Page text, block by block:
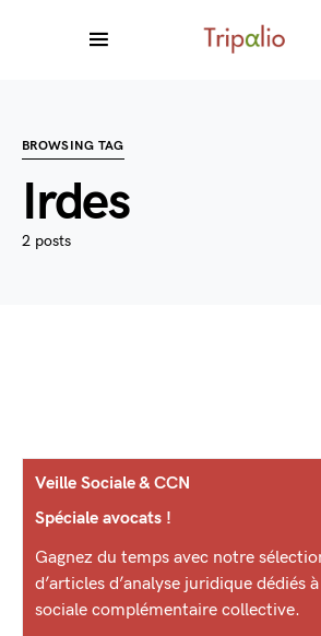
BROWSING TAG
Irdes
2 posts
Veille Sociale & CCN
Spéciale avocats !
Gagnez du temps avec notre
d’articles d’analyse juridique dédiés
sociale complémentaire collective.